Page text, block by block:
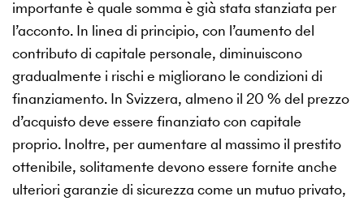
importante è quale somma è già stata stanziata per
l’acconto. In linea di principio, con l’aumento del
contributo di capitale personale, diminuiscono
gradualmente i rischi e migliorano le condizioni di
finanziamento. In Svizzera, almeno il 20 % del prezzo
d’acquisto deve essere finanziato con capitale
proprio. Inoltre, per aumentare al massimo il prestito
ottenibile, solitamente devono essere fornite anche
ulteriori garanzie di sicurezza come un mutuo privato,